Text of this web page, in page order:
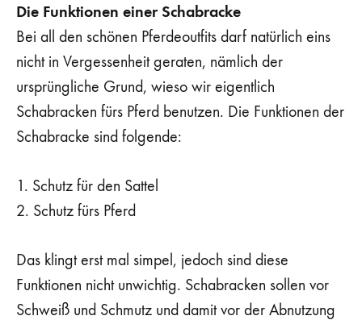
Die Funktionen einer Schabracke
Bei all den schönen Pferdeoutfits darf natürlich eins
nicht in Vergessenheit geraten, nämlich der
ursprüngliche Grund, wieso wir eigentlich
Schabracken fürs Pferd benutzen. Die Funktionen der
Schabracke sind folgende:
1. Schutz für den Sattel
2. Schutz fürs Pferd
Das klingt erst mal simpel, jedoch sind diese
Funktionen nicht unwichtig. Schabracken sollen vor
Schweiß und Schmutz und damit vor der Abnutzung